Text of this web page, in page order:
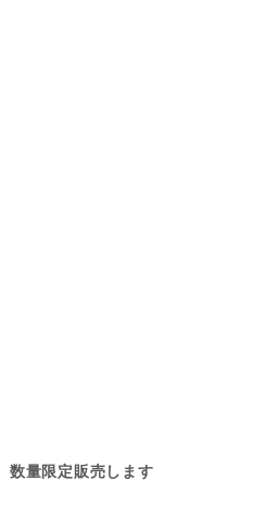
数量限定販売します